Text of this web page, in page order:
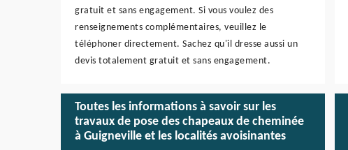
gratuit et sans engagement. Si vous voulez des
renseignements complémentaires, veuillez le
téléphoner directement. Sachez qu'il dresse aussi un
devis totalement gratuit et sans engagement.
Toutes les informations à savoir sur les
travaux de pose des chapeaux de cheminée
à Guigneville et les localités avoisinantes